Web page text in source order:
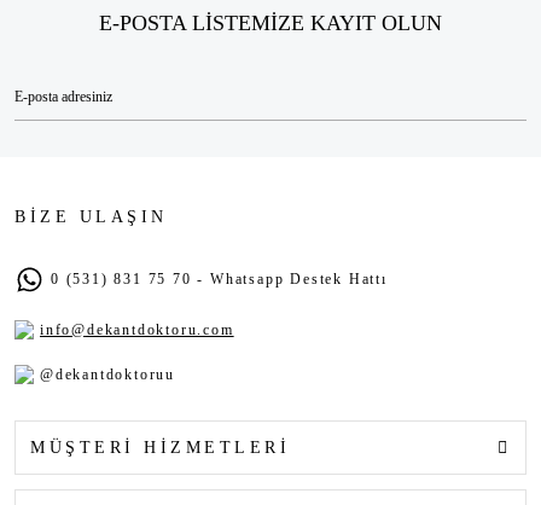
E-POSTA LİSTEMİZE KAYIT OLUN
BİZE ULAŞIN
0 (531) 831 75 70 - Whatsapp Destek Hattı
info@dekantdoktoru.com
@dekantdoktoruu
MÜŞTERİ HİZMETLERİ